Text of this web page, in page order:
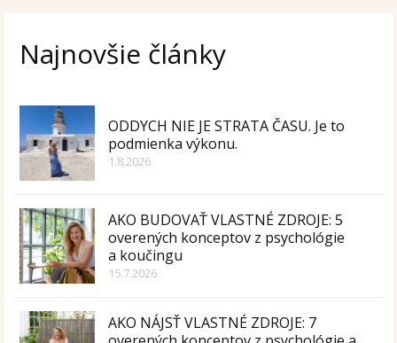
Najnovšie články
ODDYCH NIE JE STRATA ČASU. Je to
podmienka výkonu.
1.8.2026
AKO BUDOVAŤ VLASTNÉ ZDROJE: 5
overených konceptov z psychológie
a koučingu
15.7.2026
AKO NÁJSŤ VLASTNÉ ZDROJE: 7